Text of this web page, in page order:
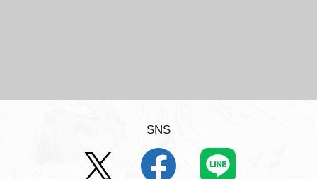
SNS